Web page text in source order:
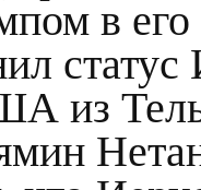
в
из